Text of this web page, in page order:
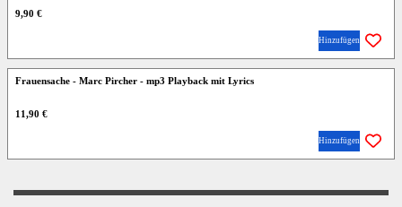
9,90 €
Hinzufügen
Frauensache - Marc Pircher - mp3 Playback mit Lyrics
11,90 €
Hinzufügen